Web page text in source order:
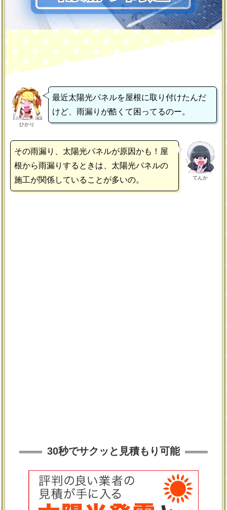
ひかり
最近太陽光パネルを屋根に取り付けたんだ
けど、雨漏りが酷くて困ってるのー。
てんか
その雨漏り、太陽光パネルが原因かも！屋
根から雨漏りするときは、太陽光パネルの
施工が関係していることが多いの。
30秒でサクッと見積もり可能